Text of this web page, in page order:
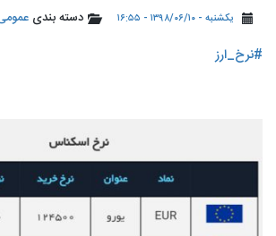
یکشنبه - ۱۳۹۸/۰۶/۱۰ - ۱۶:۵۵ دسته بندی عمومی
#نرخ_ارز